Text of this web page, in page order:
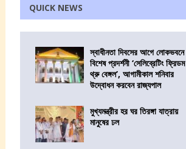
QUICK NEWS
স্বাধীনতা দিবসের আগে লোকভবনে
বিশেষ প্রদর্শনী ‘সেলিব্রেটিং ফ্রিডম
থ্রু বেঙ্গল’, আগামীকাল শনিবার
উদ্বোধন করবেন রাজ্যপাল
মুখ্যমন্ত্রীর হর ঘর তিরঙ্গা যাত্রায়
মানুষের ঢল